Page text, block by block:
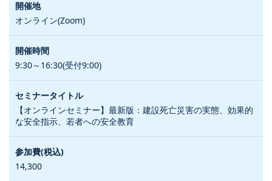
オンライン(Zoom)
9:30～16:30(受付9:00)
【オンラインセミナー】最新版：建設死亡災害の実態、効果的
な安全指示、若者への安全教育
14,300